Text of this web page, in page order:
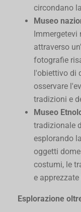
circondano
Museo
Immergetevi
attraverso
fotografie
l'obiettivo di
osservare
tradizioni e
Museo
tradizionale
esplorando
oggetti
costumi, le
e
Esplorazione